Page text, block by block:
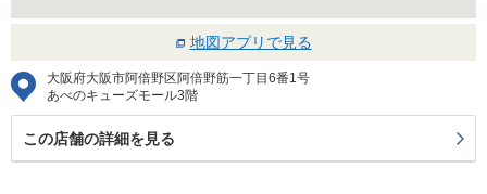
地図アプリで見る
大阪府大阪市阿倍野区阿倍野筋一丁目6番1号
あべのキューズモール3階
この店舗の詳細を見る